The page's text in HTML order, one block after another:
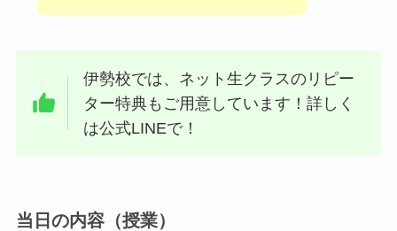
伊勢校では、ネット生クラスのリピー
ター特典もご用意しています！詳しく
は公式LINEで！
当日の内容（授業）